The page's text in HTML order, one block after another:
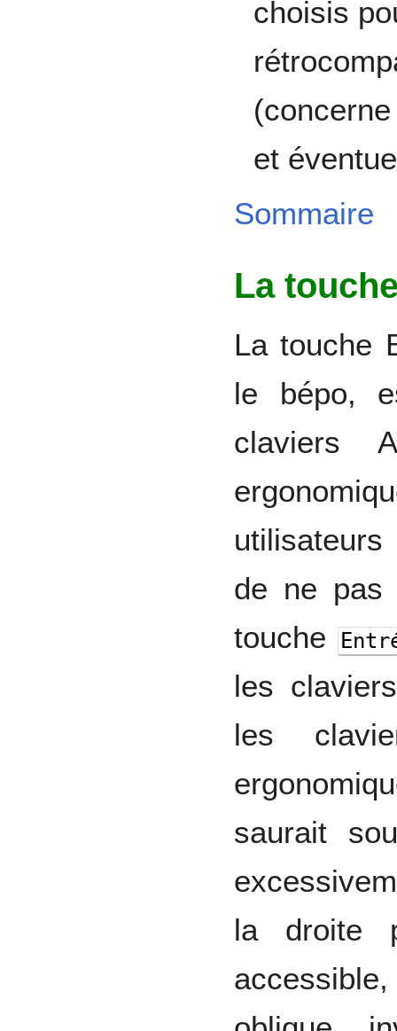
choisis
et
Sommaire
La
La touche
le bépo,
claviers
de ne pas
touche
les
les
saurait
la droite